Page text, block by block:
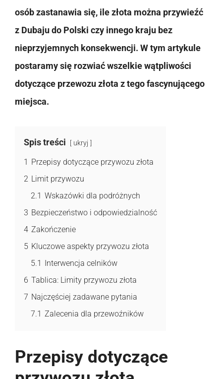
osób zastanawia się, ile złota można przywieźć
z Dubaju do Polski czy innego kraju bez
nieprzyjemnych konsekwencji. W tym artykule
postaramy się rozwiać wszelkie wątpliwości
dotyczące przewozu złota z tego fascynującego
miejsca.
Spis treści ukryj
1 Przepisy dotyczące przywozu złota
2 Limit przywozu
2.1 Wskazówki dla podróżnych
3 Bezpieczeństwo i odpowiedzialność
4 Zakończenie
5 Kluczowe aspekty przywozu złota
5.1 Interwencja celników
6 Tablica: Limity przywozu złota
7 Najczęściej zadawane pytania
7.1 Zalecenia dla przewoźników
Przepisy dotyczące